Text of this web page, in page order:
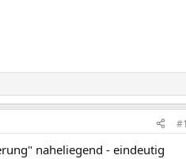
naheliegend - eindeutig